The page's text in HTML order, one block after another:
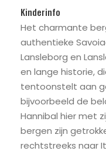
Kinderinfo
Het charmante
authentieke
Lansleborg en
en lange historie,
tentoonstelt aan
bijvoorbeeld de
Hannibal hier met
bergen zijn
rechtstreeks naar